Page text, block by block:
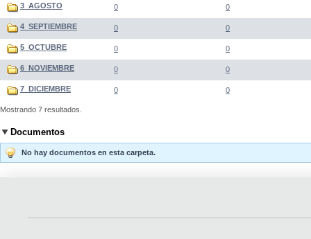
3_AGOSTO 0 0
4_SEPTIEMBRE 0 0
5_OCTUBRE 0 0
6_NOVIEMBRE 0 0
7_DICIEMBRE 0 0
Mostrando 7 resultados.
Documentos
No hay documentos en esta carpeta.